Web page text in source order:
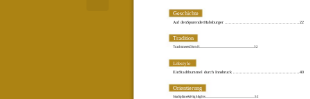
Geschichte
Auf denSpurenderHabsburger ......................................................22
Tradition
TrachtmeetsDirndl...............................................................................32
Lifestyle
EinStadtbummel durch Innsbruck ................................................40
Orientierung
Stadtpläne&Highlights.......................................................................52